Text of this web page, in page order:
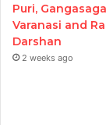
Puri,
Varanasi and
Darshan
2 weeks ago